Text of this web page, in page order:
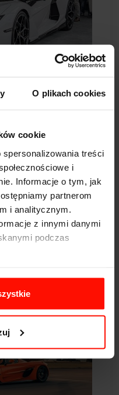
O plikach cookies
cookie
treści
i
Informacje o tym, jak
partnerom
i analitycznym.
z innymi danymi
podczas
– Dane
Hypercar z